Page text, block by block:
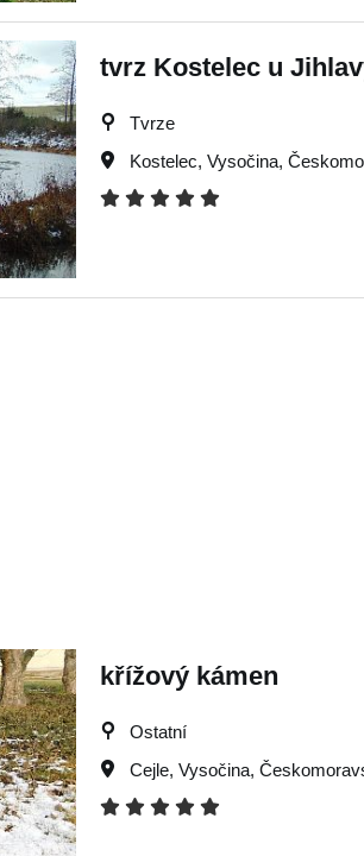
tvrz Kostelec u
Tvrze
Kostelec, Vysočina,
křížový kámen
Ostatní
Cejle, Vysočina,